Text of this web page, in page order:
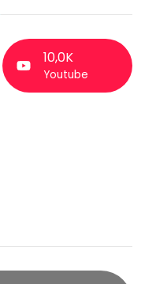
10,0K
Youtube